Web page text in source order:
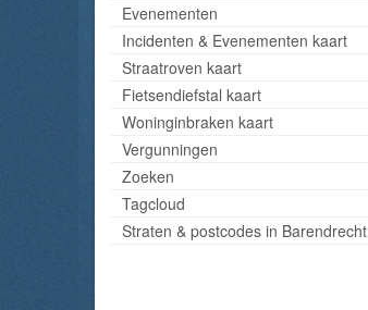
Evenementen
Incidenten & Evenementen kaart
Straatroven kaart
Fietsendiefstal kaart
Woninginbraken kaart
Vergunningen
Zoeken
Tagcloud
Straten & postcodes in Barendrecht